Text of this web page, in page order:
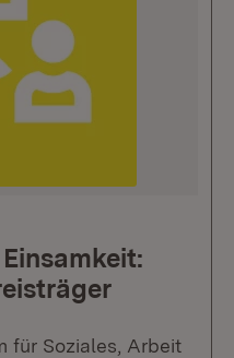
für Soziales, Arbeit